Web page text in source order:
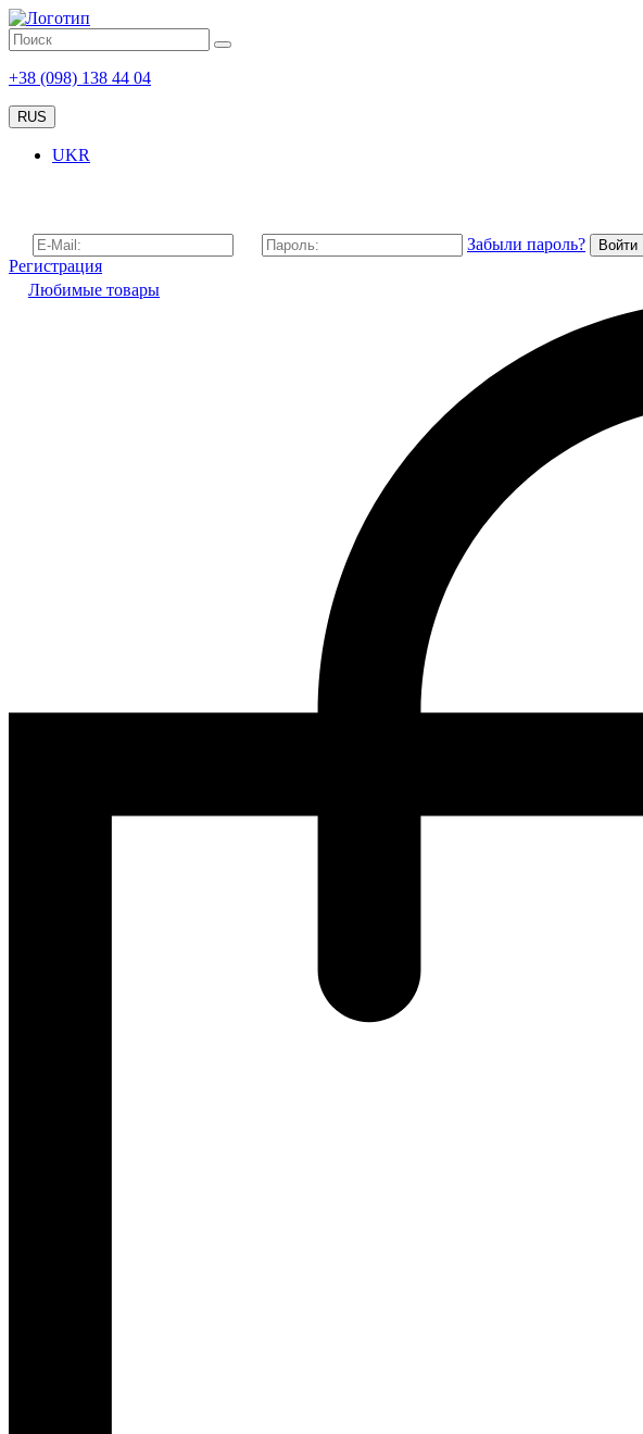
+38 (098) 138 44 04
RUS
UKR
Забыли пароль? Войти
Регистрация
Любимые товары